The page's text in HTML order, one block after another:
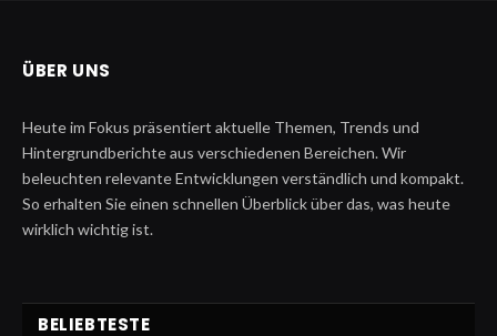
ÜBER UNS
Heute im Fokus präsentiert aktuelle Themen, Trends und
Hintergrundberichte aus verschiedenen Bereichen. Wir
beleuchten relevante Entwicklungen verständlich und kompakt.
So erhalten Sie einen schnellen Überblick über das, was heute
wirklich wichtig ist.
BELIEBTESTE